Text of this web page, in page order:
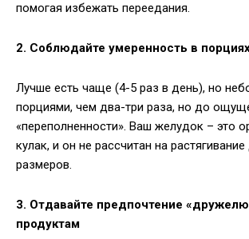
помогая избежать переедания.
2. Соблюдайте умеренность в
Лучше есть чаще (4-5 раз в день), но
порциями, чем два-три раза, но до
«переполненности». Ваш желудок – это
кулак, и он не рассчитан на
размеров.
3. Отдавайте предпочтение
продуктам